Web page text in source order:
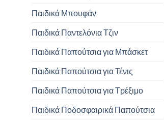
Παιδικά Μπουφάν
Παιδικά Παντελόνια Τζιν
Παιδικά Παπούτσια για Μπάσκετ
Παιδικά Παπούτσια για Τένις
Παιδικά Παπούτσια για Τρέξιμο
Παιδικά Ποδοσφαιρικά Παπούτσια